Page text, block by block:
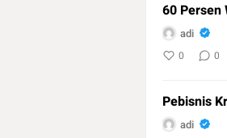
60 Persen
adi
0 0
Pebisnis
adi